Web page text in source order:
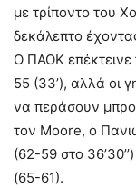
με τρίποντο του
δεκάλεπτο
Ο ΠΑΟΚ επέκτεινε
55 (33’), αλλά οι
να περάσουν
τον Moore, o
(62-59 στο
(65-61).